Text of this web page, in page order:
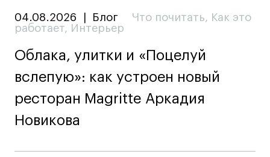
04.08.2026 Блог Что почитать, Как это
работает, Интерьер
Облака, улитки и «Поцелуй
вслепую»: как устроен новый
ресторан Magritte Аркадия
Новикова